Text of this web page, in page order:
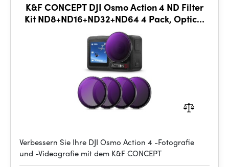
K&F CONCEPT DJI Osmo Action 4 ND Filter
Kit ND8+ND16+ND32+ND64 4 Pack, Optical
Glass Filters with Mu
Verbessern Sie Ihre DJI Osmo Action 4 -Fotografie
und -Videografie mit dem K&F CONCEPT